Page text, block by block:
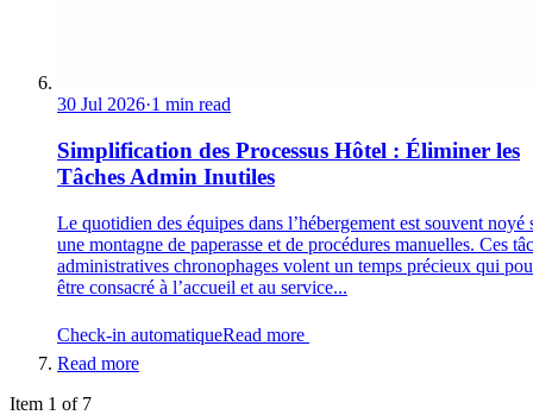
30 Jul 2026·1 min read
Simplification des Processus Hôtel : Éliminer les
Tâches Admin Inutiles
Le quotidien des équipes dans l’hébergement est souvent noyé
une montagne de paperasse et de procédures manuelles. Ces
administratives chronophages volent un temps précieux qui
être consacré à l’accueil et au service...
Check-in automatiqueRead more
Read more
Item 1 of 7